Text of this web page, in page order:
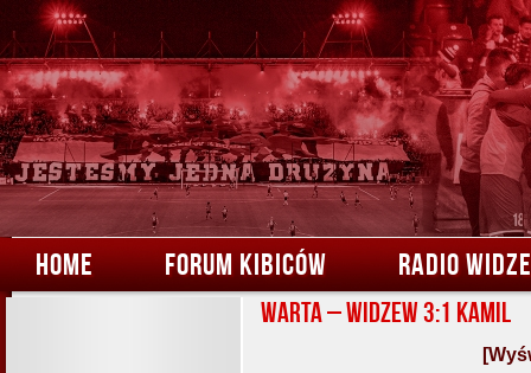
HOME FORUM KIBICÓW RADIO
Warta – Widzew 3:1 Kamil